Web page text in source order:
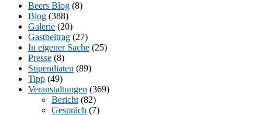
Beers Blog (8)
Blog (388)
Galerie (20)
Gastbeitrag (27)
In eigener Sache (25)
Presse (8)
Stipendiaten (89)
Tipp (49)
Veranstaltungen (369)
Bericht (82)
Gespräch (7)